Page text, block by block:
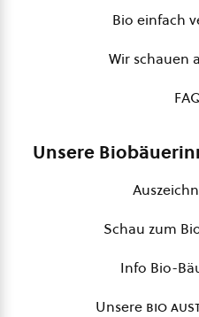
Bio einfach
Wir schauen
Unsere
Schau zum
Info Bio-
Unsere bio